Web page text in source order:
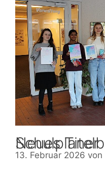
Neues Titelbild für den Schulplaner
13. Februar 2026 von